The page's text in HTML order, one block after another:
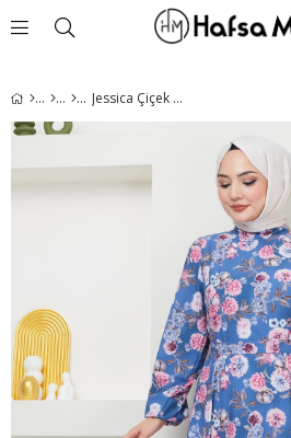
Jessica Çiçek Baskılı Mavi Elbise HM2372